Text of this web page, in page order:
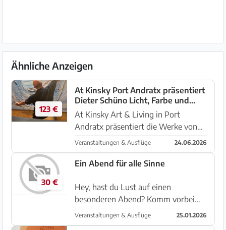
Ähnliche Anzeigen
123 €
At Kinsky Port Andratx präsentiert
Dieter Schüno Licht, Farbe und
Struktur auf Mallorca
At Kinsky Art & Living in Port
Andratx präsentiert die Werke von
Dieter Schüno. Der deutsche Künstler
Dieter Schüno († 2022), geboren in
Mainz, lebte und arbeitete viele Jahre
Veranstaltungen & Ausflüge 24.06.2026
30 €
Ein Abend für alle Sinne
Hey, hast du Lust auf einen
besonderen Abend? Komm vorbei
zum Öle-, Gewürze- & Genussabend
im Just Curry und erlebe gemeinsam
Veranstaltungen & Ausflüge 25.01.2026